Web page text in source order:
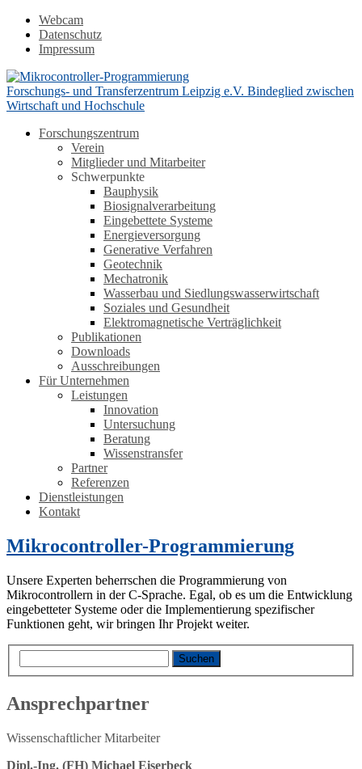
Webcam
Datenschutz
Impressum
Forschungs- und Transferzentrum Leipzig e.V. Bindeglied zwischen
Wirtschaft und Hochschule
Forschungszentrum
Verein
Mitglieder und Mitarbeiter
Schwerpunkte
Bauphysik
Biosignalverarbeitung
Eingebettete Systeme
Energieversorgung
Generative Verfahren
Geotechnik
Mechatronik
Wasserbau und Siedlungswasserwirtschaft
Soziales und Gesundheit
Elektromagnetische Verträglichkeit
Publikationen
Downloads
Ausschreibungen
Für Unternehmen
Leistungen
Innovation
Untersuchung
Beratung
Wissenstransfer
Partner
Referenzen
Dienstleistungen
Kontakt
Mikrocontroller-Programmierung
Unsere Experten beherrschen die Programmierung von
Mikrocontrollern in der C-Sprache. Egal, ob es um die Entwicklung
eingebetteter Systeme oder die Implementierung spezifischer
Funktionen geht, wir bringen Ihr Projekt weiter.
Ansprechpartner
Wissenschaftlicher Mitarbeiter
Dipl.-Ing. (FH) Michael Eiserbeck